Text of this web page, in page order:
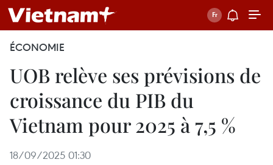
ÉCONOMIE
UOB relève ses prévisions de
croissance du PIB du
Vietnam pour 2025 à 7,5 %
18/09/2025 01:30